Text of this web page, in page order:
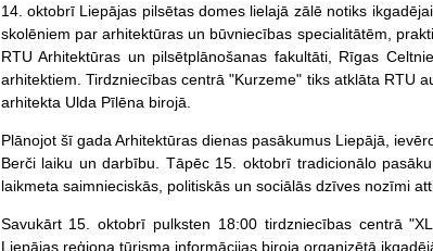
14. oktobrī Liepājas pilsētas domes lielajā zālē notiks
skolēniem par arhitektūras un būvniecības specialitātēm,
RTU Arhitektūras un pilsētplānošanas fakultāti, Rīgas
arhitektiem. Tirdzniecības centrā "Kurzeme" tiks atklāta RTU
arhitekta Ulda Pīlēna birojā.
Plānojot šī gada Arhitektūras dienas pasākumus Liepājā,
Berči laiku un darbību. Tāpēc 15. oktobrī tradicionālo
laikmeta saimnieciskās, politiskās un sociālās dzīves nozīmi
Savukārt 15. oktobrī pulksten 18:00 tirdzniecības centrā
Liepājas reģiona tūrisma informācijas biroja organizētā